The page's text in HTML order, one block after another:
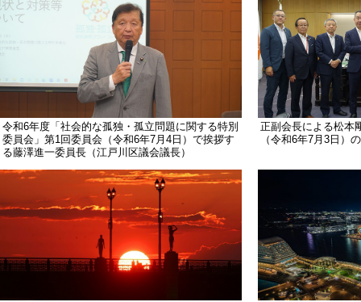
令和6年度「社会的な孤独・孤立問題に関する特別
委員会」第1回委員会（令和6年7月4日）で挨拶す
る藤澤進一委員長（江戸川区議会議長）
正副会長による松本
（令和6年7月3日）